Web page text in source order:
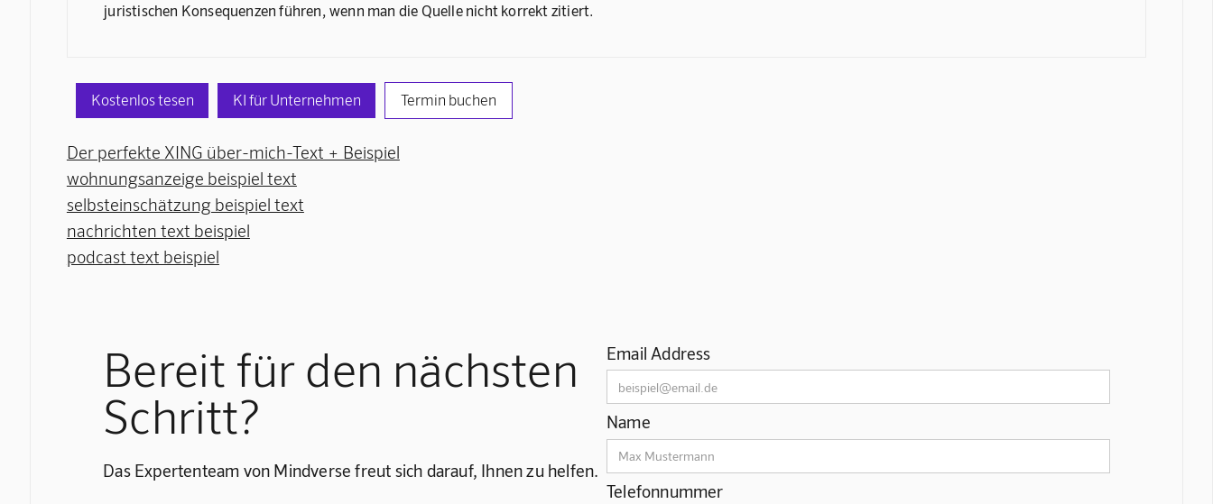
juristischen Konsequenzen führen, wenn man die Quelle nicht korrekt zitiert.
Kostenlos tesen KI für Unternehmen Termin buchen
Der perfekte XING über-mich-Text + Beispiel
wohnungsanzeige beispiel text
selbsteinschätzung beispiel text
nachrichten text beispiel
podcast text beispiel
Bereit für den nächsten
Schritt?
Das Expertenteam von Mindverse freut sich darauf, Ihnen zu helfen.
Email Address
Name
Telefonnummer